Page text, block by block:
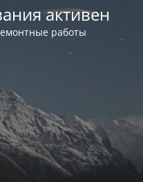
активен
работы